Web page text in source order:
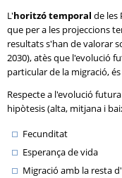
L'horitzó temporal de les
que per a les projeccions
resultats s'han de valorar
2030), atès que l'evolució
particular de la migració,
Respecte a l'evolució
hipòtesis (alta, mitjana i
Fecunditat
Esperança de vida
Migració amb la resta